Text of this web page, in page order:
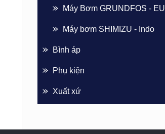
Máy Bơm GRUNDFOS - EU
Máy bơm SHIMIZU - Indo
Bình áp
Phụ kiện
Xuất xứ